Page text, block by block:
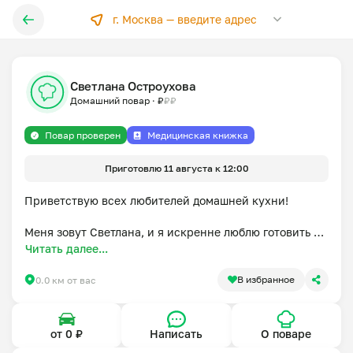
г. Москва —введите адрес
Светлана Остроухова
Домашний повар · ₽₽₽
Повар проверен Медицинская книжка
Приготовлю 11 августа к 12:00
Приветствую всех любителей домашней кухни!
Меня зовут Светлана, и я искренне люблю готовить
вкусную, качественную пищу с заботой и теплом. У
сфере общественного питания, где я освоила секреты
Теперь же моя страсть — радовать близких и друзей
ароматной домашней едой, приготовленной с
Читать далее...
0.0 км от вас В избранное
от 0 ₽ Написать О поваре